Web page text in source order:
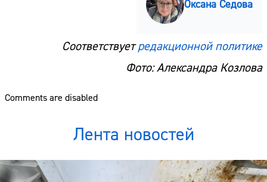
Оксана Седова
Соответствуетредакционной политике
Фото: Александра Козлова
Comments are disabled
Лента новостей